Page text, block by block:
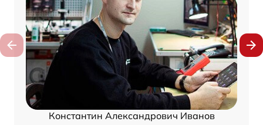
Константин Александрович Иванов